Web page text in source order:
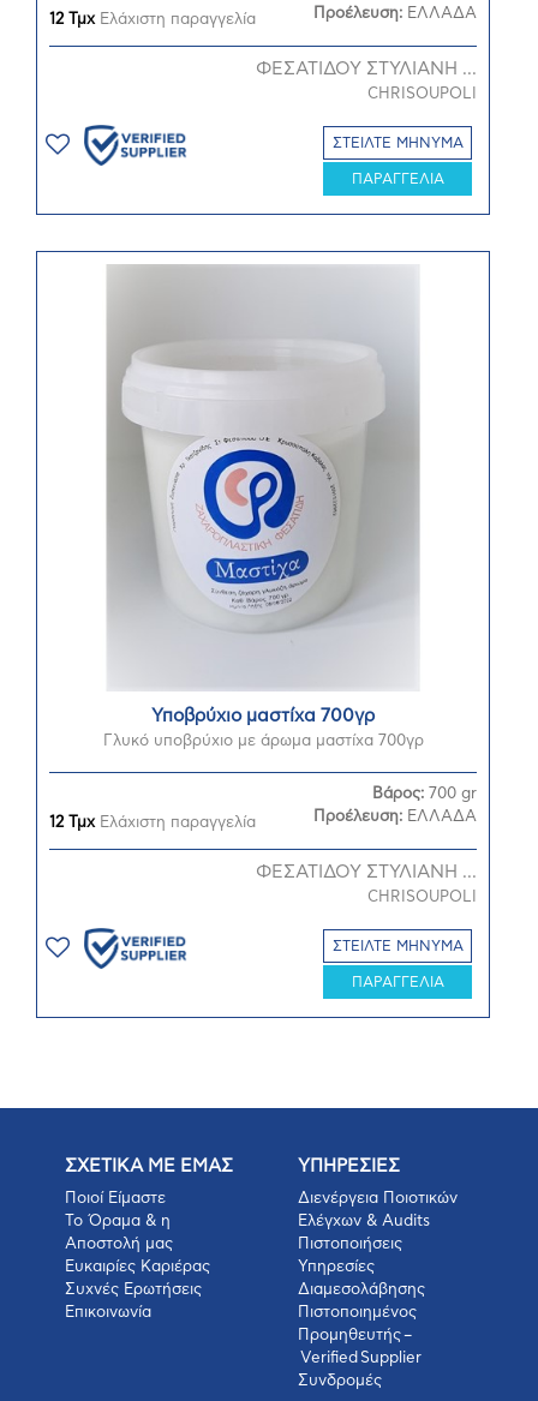
12 ΤμχΕλάχιστη παραγγελία
Προέλευση: ΕΛΛΑΔΑ
ΦΕΣΑΤΙΔΟΥ ΣΤΥΛΙΑΝΗ ...
CHRISOUPOLI
ΣΤΕΙΛΤΕ ΜΗΝΥΜΑ
ΠΑΡΑΓΓΕΛΙΑ
Υποβρύχιο μαστίχα 700γρ
Γλυκό υποβρύχιο με άρωμα μαστίχα 700γρ
12 ΤμχΕλάχιστη παραγγελία
Βάρος: 700 gr
Προέλευση: ΕΛΛΑΔΑ
ΦΕΣΑΤΙΔΟΥ ΣΤΥΛΙΑΝΗ ...
CHRISOUPOLI
ΣΤΕΙΛΤΕ ΜΗΝΥΜΑ
ΠΑΡΑΓΓΕΛΙΑ
ΣΧΕΤΙΚΑ ΜΕ ΕΜΑΣ
Ποιοί Είμαστε
Το Όραμα & η
Αποστολή μας
Ευκαιρίες Καριέρας
Συχνές Ερωτήσεις
Επικοινωνία
ΥΠΗΡΕΣΙΕΣ
Διενέργεια Ποιοτικών
Ελέγχων & Audits
Πιστοποιήσεις
Υπηρεσίες
Διαμεσολάβησης
Πιστοποιημένος
Προμηθευτής –
Verified Supplier
Συνδρομές